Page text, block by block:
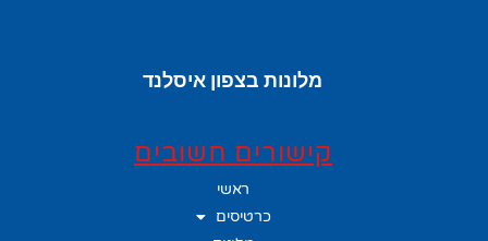
מלונות בצפון איסלנד
קישורים חשובים
ראשי
כרטיסים